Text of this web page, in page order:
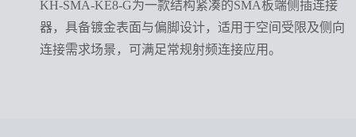
KH-SMA-KE8-G为一款结构紧凑的SMA板端侧插连接
器，具备镀金表面与偏脚设计，适用于空间受限及侧向
连接需求场景，可满足常规射频连接应用。